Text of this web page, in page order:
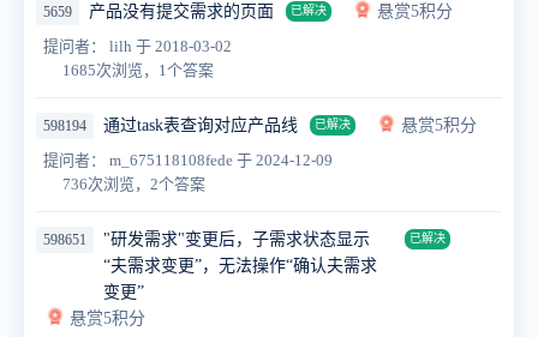
5659 产品没有提交需求的页面 已解决
悬赏5积分
提问者： lilh 于 2018-03-02
1685次浏览，1个答案
598194 通过task表查询对应产品线 已解决
悬赏5积分
提问者： m_675118108fede 于 2024-12-09
736次浏览，2个答案
598651
"研发需求"变更后，子需求状态显示
“夫需求变更”，无法操作“确认夫需求
变更”
已解决
悬赏5积分